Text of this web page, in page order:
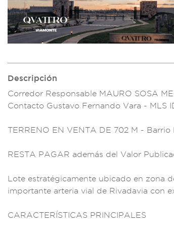
Descripción
Corredor Responsable MAURO SOSA
Contacto Gustavo Fernando Vara - MLS
TERRENO EN VENTA DE 702 M - Barrio
RESTA PAGAR además del Valor P
Lote estratégicamente ubicado en zona
importante arteria vial de Rivadavia con e
CARACTERÍSTICAS PRINCIPAL ES